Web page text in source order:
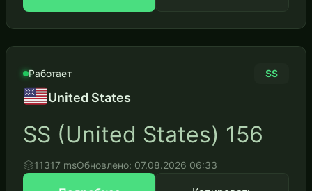
Работает SS
United States
SS (United States) 156
11317 msОбновлено: 07.08.2026 06:33